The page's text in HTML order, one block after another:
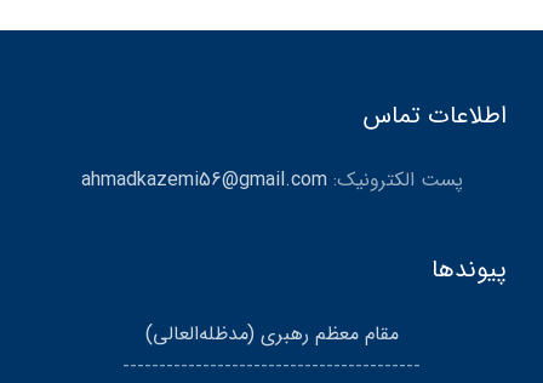
اطلاعات تماس
پست الکترونیک:ahmadkazemi56@gmail.com
پیوندها
مقام معظم رهبری (مد‌ظله‌العالی)
-----------------------------------------